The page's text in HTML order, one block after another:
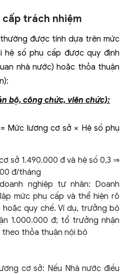
trách nhiệm
được tính dựa trên mức
hệ số phụ cấp được quy định
nhà nước) hoặc thỏa thuận
bộ, công chức, viên chức):
Mức lương cơ sở × Hệ số phụ
sở 1.490.000 đ và hệ số 0,3 ⇒
đ/tháng
nghiệp tư nhân: Doanh
mức phụ cấp và thể hiện rõ
quy chế. Ví dụ, trưởng bộ
1.000.000 đ; tổ trưởng nhận
thỏa thuận nội bộ
cơ sở: Nếu Nhà nước điều